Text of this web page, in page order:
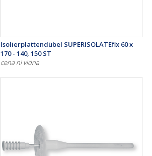
Isolierplattendübel SUPERISOLATEfix 60 x
170 - 140, 150 ST
cena ni vidna